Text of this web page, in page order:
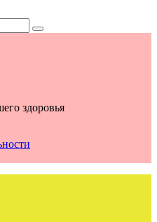
здоровья